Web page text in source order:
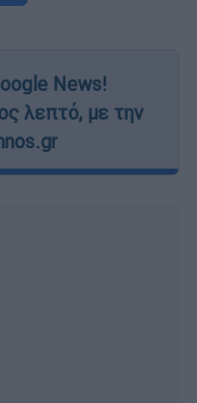
News!
λεπτό, με την